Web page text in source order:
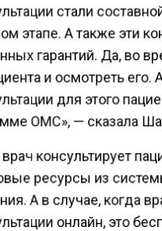
стали
этапе. А также эти
гарантий. Да, во
и осмотреть его.
для этого
ОМС», — сказала
консультирует
ресурсы из
А в случае, когда
онлайн, это